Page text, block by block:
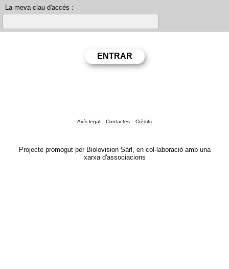
La meva clau d'accés :
Avís legal Contactes Crèdits
Projecte promogut per Biolovision Sàrl, en col·laboració amb una
xarxa d'associacions